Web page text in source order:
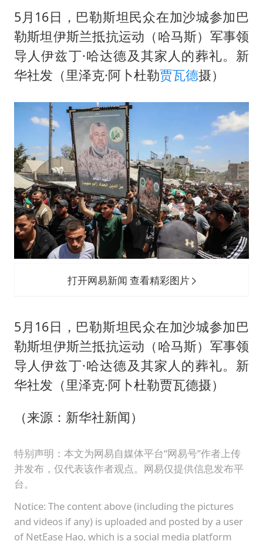
5月16日，巴勒斯坦民众在加沙城参加巴
勒斯坦伊斯兰抵抗运动（哈马斯）军事领
导人伊兹丁·哈达德及其家人的葬礼。新
华社发（里泽克·阿卜杜勒贾瓦德摄）
打开网易新闻 查看精彩图片
5月16日，巴勒斯坦民众在加沙城参加巴
勒斯坦伊斯兰抵抗运动（哈马斯）军事领
导人伊兹丁·哈达德及其家人的葬礼。新
华社发（里泽克·阿卜杜勒贾瓦德摄）
（来源：新华社新闻）
特别声明：本文为网易自媒体平台“网易号”作者上传
并发布，仅代表该作者观点。网易仅提供信息发布平
台。
Notice: The content above (including the pictures
and videos if any) is uploaded and posted by a user
of NetEase Hao, which is a social media platform